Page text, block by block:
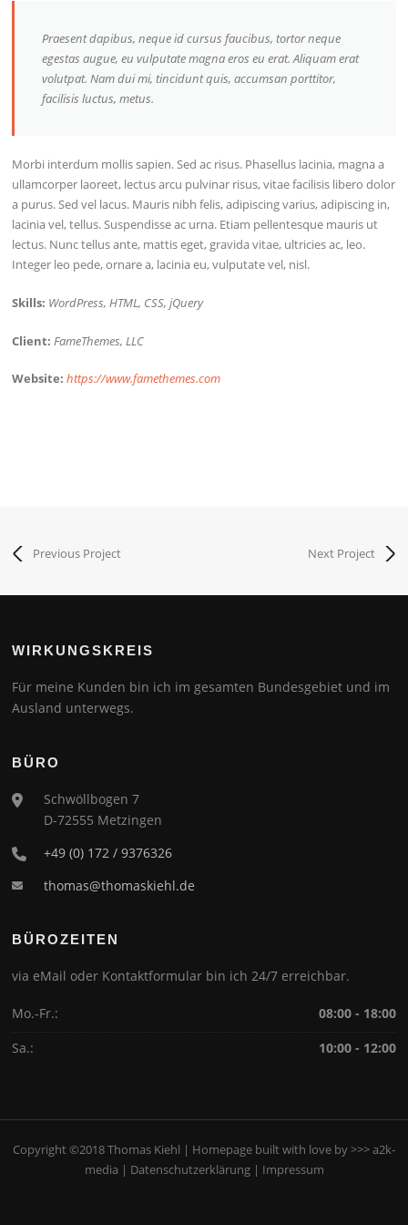
Praesent dapibus, neque id cursus faucibus, tortor neque
egestas augue, eu vulputate magna eros eu erat. Aliquam erat
volutpat. Nam dui mi, tincidunt quis, accumsan porttitor,
facilisis luctus, metus.
Morbi interdum mollis sapien. Sed ac risus. Phasellus lacinia, magna a
ullamcorper laoreet, lectus arcu pulvinar risus, vitae facilisis libero dolor
a purus. Sed vel lacus. Mauris nibh felis, adipiscing varius, adipiscing in,
lacinia vel, tellus. Suspendisse ac urna. Etiam pellentesque mauris ut
lectus. Nunc tellus ante, mattis eget, gravida vitae, ultricies ac, leo.
Integer leo pede, ornare a, lacinia eu, vulputate vel, nisl.
Skills: WordPress, HTML, CSS, jQuery
Client: FameThemes, LLC
Website:https://www.famethemes.com
Previous Project Next Project
WIRKUNGSKREIS
Für meine Kunden bin ich im gesamten Bundesgebiet und im
Ausland unterwegs.
BÜRO
Schwöllbogen 7
D-72555 Metzingen
+49 (0) 172 / 9376326
thomas@thomaskiehl.de
BÜROZEITEN
via eMail oder Kontaktformular bin ich 24/7 erreichbar.
Mo.-Fr.:
08:00 - 18:00
Sa.:
10:00 - 12:00
Copyright ©2018 Thomas Kiehl | Homepage built with love by>>> a2k-
media | Datenschutzerklärung| Impressum